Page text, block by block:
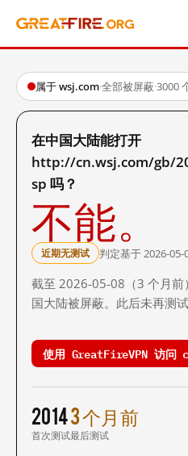
属于 wsj.com·全部被屏蔽·3000
在中国大陆能打开
http://cn.wsj.com/gb/
sp 吗？
不能。
近期无测试 判定基于 2026-05-
截至 2026-05-08（3 个月前
国大陆被屏蔽。此后未再测
使用 GreatFireVPN 访问
2014
首次测试
3 个月前
最后测试